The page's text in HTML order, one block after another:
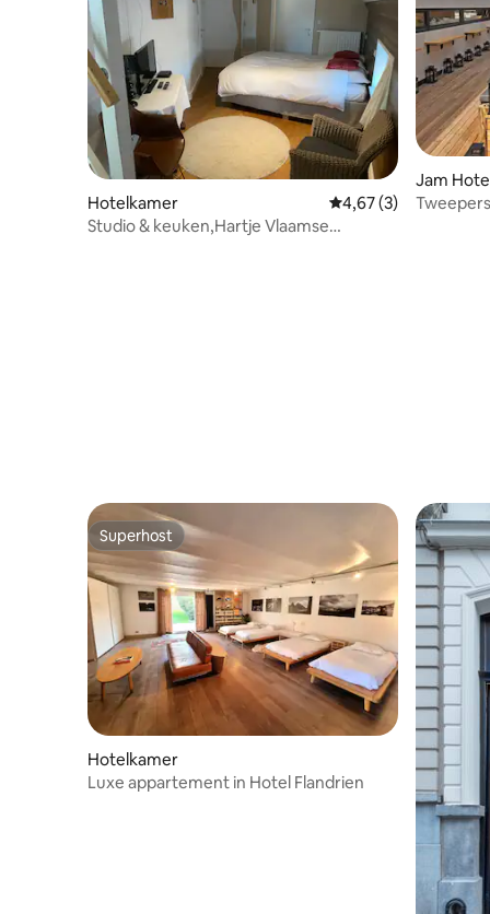
Hotelkamer Gemiddelde
4,67 (3)
Studio & keuken,Hartje Vlaamse
Jam
Superhost
Superhost
Hotelkamer
Luxe appartement in Hotel Flandrien